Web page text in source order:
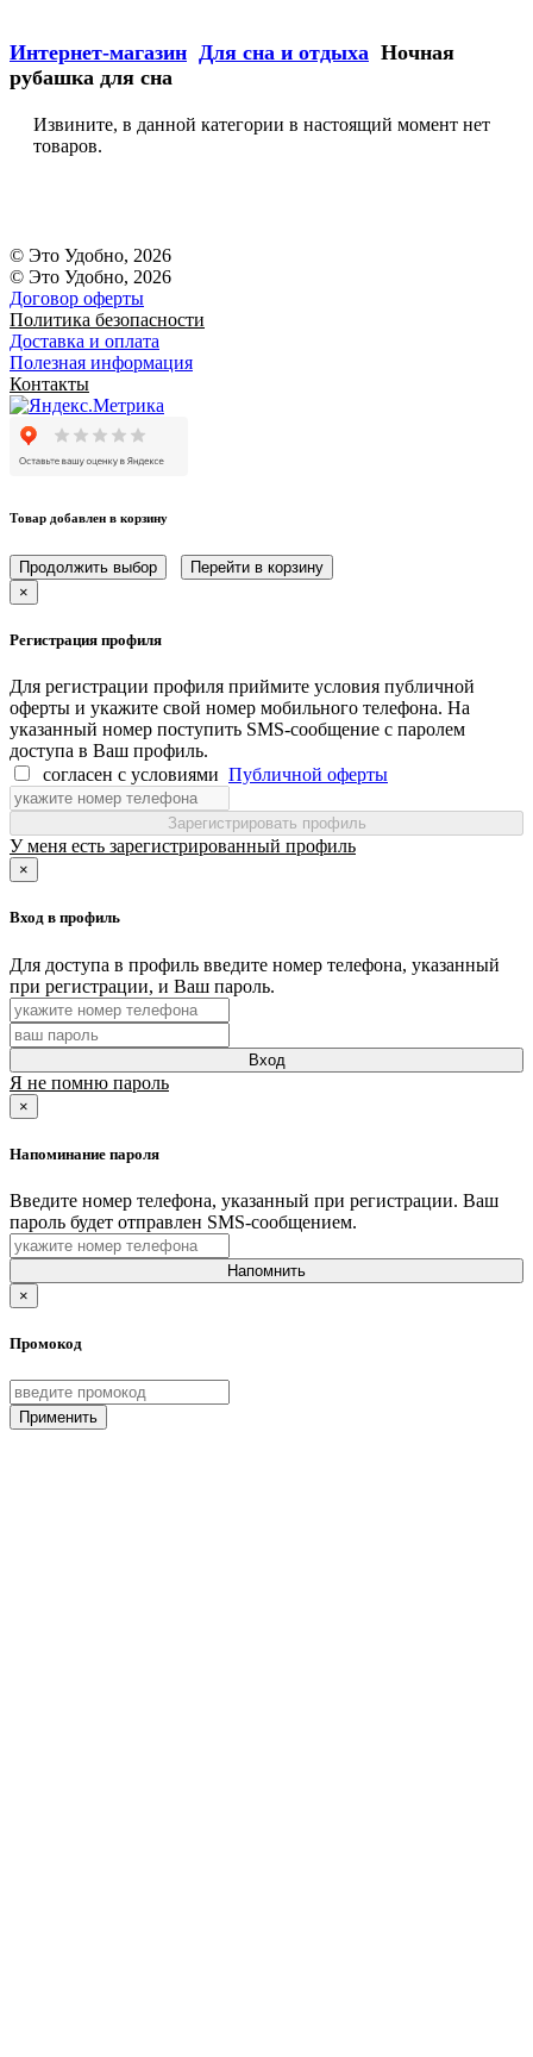
Интернет-магазин Для сна и отдыха Ночная
рубашка для сна
Извините, в данной категории в настоящий момент нет
товаров.
© Это Удобно, 2026
© Это Удобно, 2026
Договор оферты
Политика безопасности
Доставка и оплата
Полезная информация
Контакты
Товар добавлен в корзину
Продолжить выбор
Перейти в корзину
×
Регистрация профиля
Для регистрации профиля приймите условия публичной
оферты и укажите свой номер мобильного телефона. На
указанный номер поступить SMS-сообщение с паролем
доступа в Ваш профиль.
согласен с условиями Публичной оферты
Зарегистрировать профиль
У меня есть зарегистрированный профиль
×
Вход в профиль
Для доступа в профиль введите номер телефона, указанный
при регистрации, и Ваш пароль.
Вход
Я не помню пароль
×
Напоминание пароля
Введите номер телефона, указанный при регистрации. Ваш
пароль будет отправлен SMS-сообщением.
Напомнить
×
Промокод
Применить